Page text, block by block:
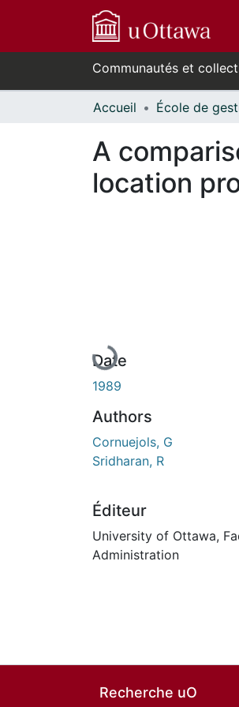
Communautés et
Accueil
A
location
En cours de chargement...
Date
1989
Authors
Cornuejols, G
Sridharan, R
Éditeur
University of Ottawa,
Administration
Recherche uO